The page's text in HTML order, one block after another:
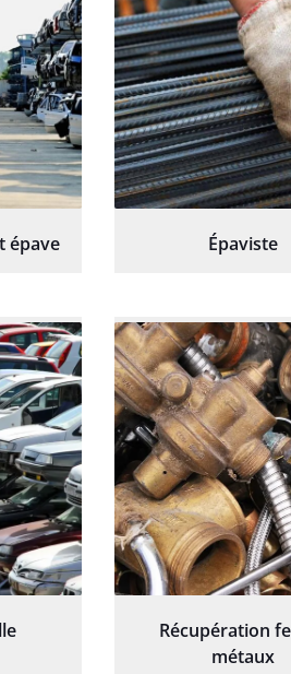
épave Épaviste
Récupération
métaux